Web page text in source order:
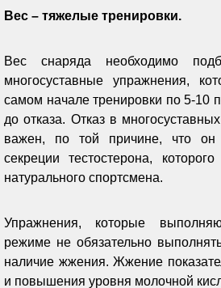
Вес – тяжелые тренировки.
Вес снаряда необходимо
многосуставные упражнения,
самом начале тренировки по 5-10
до отказа. Отказ в
важен, по той причине, что
секреции тестостерона,
натурального спортсмена.
Упражнения, которые
режиме не обязательно
наличие жжения. Жжение
и повышения уровня молочной